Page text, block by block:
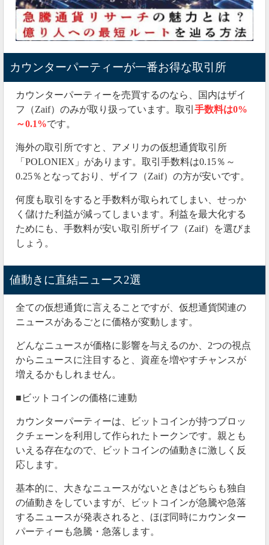
カウンターパーティーが一番お得な取引所
カウンターパーティーを売買するのなら、国内はザイ
フ（Zaif）のみが取り扱っています。取引 手数料は0%
～0.1%です。
海外の取引所ですと、アメリカの仮想通貨取引所
「POLONIEX」があります。取引手数料は0.15％～
0.25％となっており、ザイフ（Zaif）の方が安いです。
何度も取引をすると手数料が取られてしまい、せっか
く儲けた利益が減ってしまいます。利益を最大化する
ためにも、手数料が安い取引所ザイフ（Zaif）を選びま
しょう。
値動きに直結ニュース2選
全ての仮想通貨に言えることですが、仮想通貨関連の
ニュースがあるごとに価格が変動します。
どんなニュースが価格に影響を与えるのか、2つの視点
からニュースに注目すると、資産を増やすチャンスが
増えるかもしれません。
■ビットコインの価格に連動
カウンターパーティーは、ビットコインが持つブロッ
クチェーンを利用して作られたトークンです。親とも
いえる存在なので、ビットコインの値動きに激しく反
応します。
基本的に、大きなニュースがないときはどちらも独自
の値動きをしていますが、ビットコインが急騰や急落
するニュースが発表されると、ほぼ同時にカウンター
パーティーも急騰・急落します。